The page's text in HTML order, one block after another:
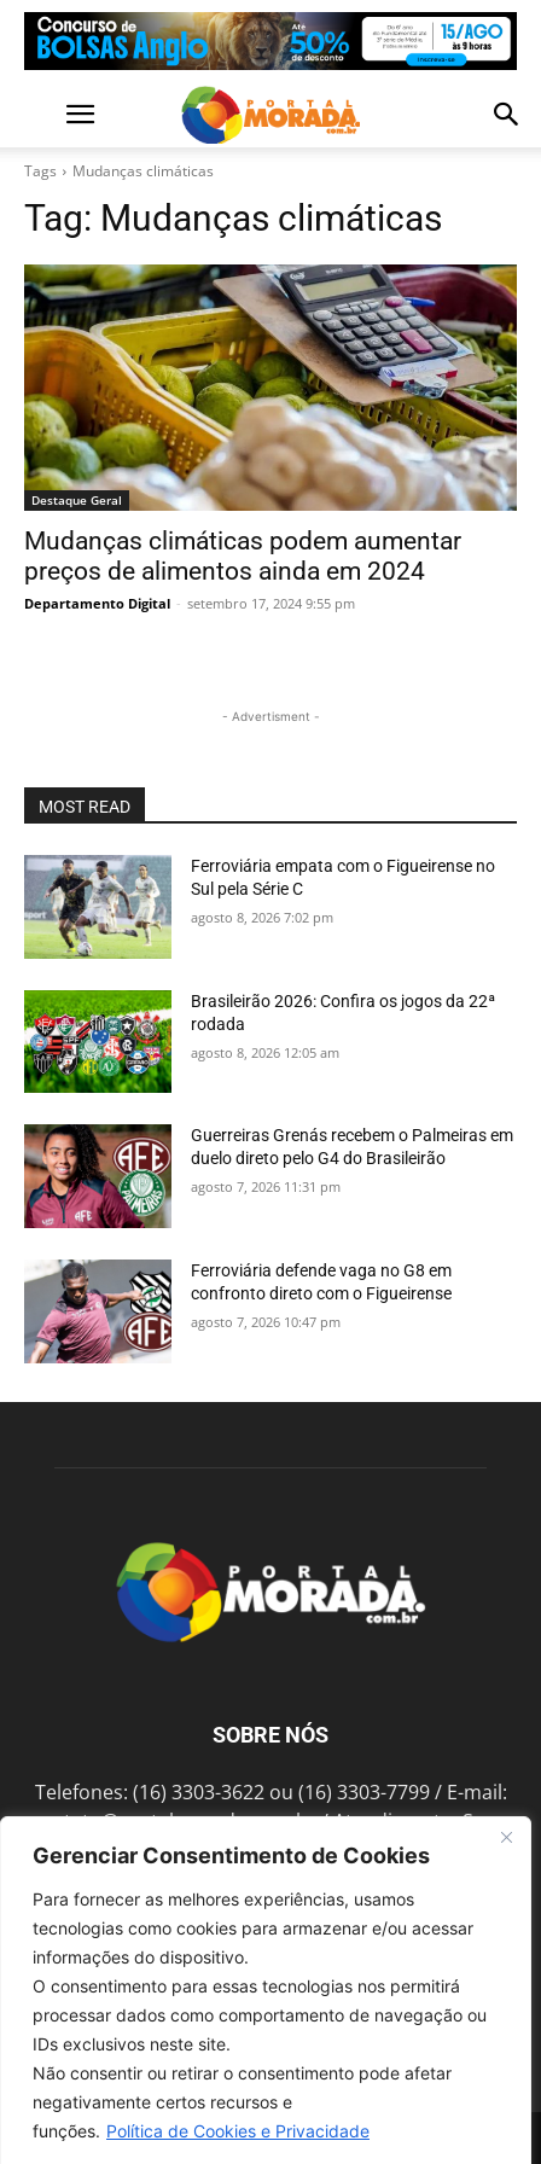
Gerenciar Consentimento de Cookies
Para fornecer as melhores experiências, usamos
tecnologias como cookies para armazenar e/ou acessar
informações do dispositivo.
O consentimento para essas tecnologias nos permitirá
processar dados como comportamento de navegação ou
IDs exclusivos neste site.
Não consentir ou retirar o consentimento pode afetar
negativamente certos recursos e
funções. Política de Cookies e Privacidade
Tags Mudanças climáticas
Tag: Mudanças climáticas
Destaque Geral
Mudanças climáticas podem aumentar
preços de alimentos ainda em 2024
Departamento Digital - setembro 17, 2024 9:55 pm
- Advertisment -
MOST READ
Ferroviária empata com o Figueirense no
Sul pela Série C
agosto 8, 2026 7:02 pm
Brasileirão 2026: Confira os jogos da 22ª
rodada
agosto 8, 2026 12:05 am
Guerreiras Grenás recebem o Palmeiras em
duelo direto pelo G4 do Brasileirão
agosto 7, 2026 11:31 pm
Ferroviária defende vaga no G8 em
confronto direto com o Figueirense
agosto 7, 2026 10:47 pm
SOBRE NÓS
Telefones: (16) 3303-3622 ou (16) 3303-7799 / E-mail:
contato@portalmorada.com.br/ Atendimento: Seg a
Sex das 8h às 18h / Endereço: Av. Bento de Abreu, 889
SIGA-NOS
© 1997-2022, GRUPO ROBERTO MONTORO É proibida a reprodução do